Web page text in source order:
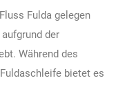
Fulda gelegen
der
Während des
bietet es